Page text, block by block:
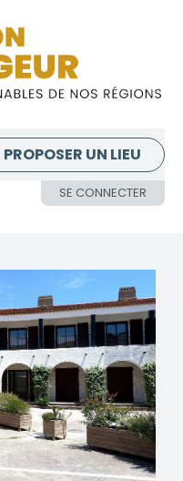
SE CONNECTER
PROPOSER UN LIEU